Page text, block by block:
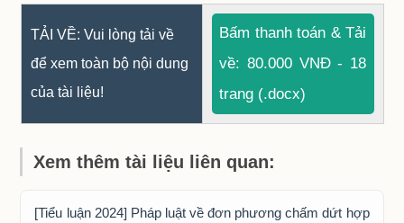
TẢI VỀ: Vui lòng tải về
để xem toàn bộ nội dung
của tài liệu!
Bấm thanh toán & Tải
về: 80.000 VNĐ - 18
trang (.docx)
Xem thêm tài liệu liên quan:
[Tiểu luận 2024] Pháp luật về đơn phương chấm dứt hợp